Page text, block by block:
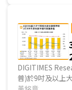
細部來看，預
幅將以TV面板最
度將最大。
在韓廠減產
大尺寸LCD面板
相對較小的NB及
面板出貨量佔有
減2.7%，主因第
存偏高，拉貨力
2019年第4季
用別增幅最大，
求上揚；季減幅
費性應用，達
單，使其整體中
DIGITIMES Research調查分析，2019年第3季台廠(未含夏
普)於9吋及以上